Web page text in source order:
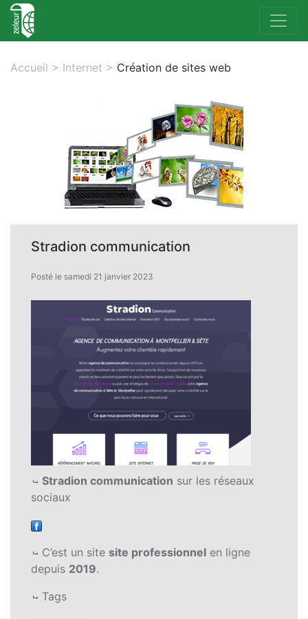
Accueil > Internet > Création de sites web
Stradion communication
Posté le samedi 21 janvier 2023
Stradion communication sur les réseaux
sociaux
C’est un site site professionnel en ligne
depuis 2019.
Tags